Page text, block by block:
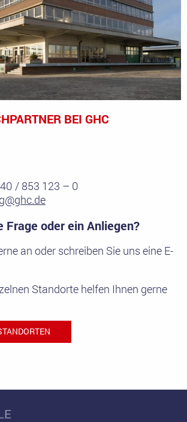
BEI GHC
/ 853 123 – 0
Frage oder ein Anliegen?
an oder schreiben Sie uns eine E-
Standorte helfen Ihnen gerne